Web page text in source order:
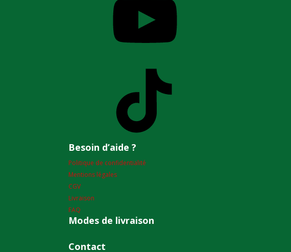
Besoin d’aide ?
Politique de confidentialité
Mentions légales
CGV
Livraison
FAQ
Modes de livraison
Contact